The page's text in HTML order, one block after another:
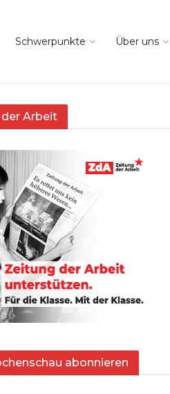
Schwerpunkte Über uns
Arbeit
abonnieren